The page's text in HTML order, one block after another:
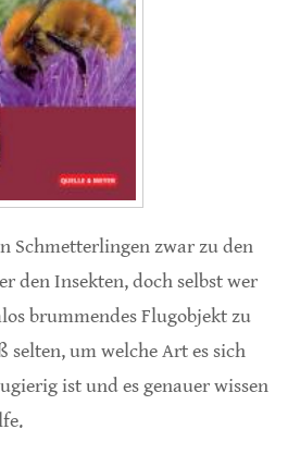
Schmetterlingen zwar zu den
den Insekten, doch selbst wer
brummendes Flugobjekt zu
selten, um welche Art es sich
ist und es genauer wissen